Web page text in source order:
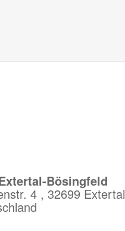
Bösingfeld
4 , 32699 Extertal